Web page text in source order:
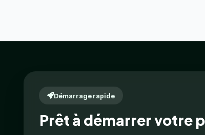
Démarrage rapide
Prêt à démarrer votre